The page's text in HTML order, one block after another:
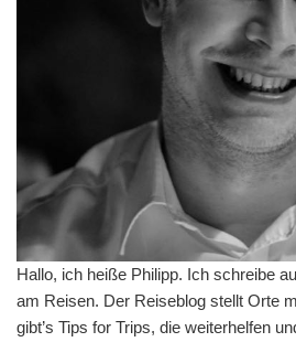
Hallo, ich heiße Philipp. Ich schreibe
am Reisen. Der Reiseblog stellt Orte
gibt’s Tips for Trips, die weiterhelfen